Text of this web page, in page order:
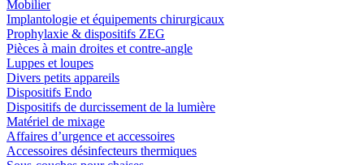
Mobilier
Implantologie et équipements chirurgicaux
Prophylaxie & dispositifs ZEG
Pièces à main droites et contre-angle
Luppes et loupes
Divers petits appareils
Dispositifs Endo
Dispositifs de durcissement de la lumière
Matériel de mixage
Affaires d’urgence et accessoires
Accessoires désinfecteurs thermiques